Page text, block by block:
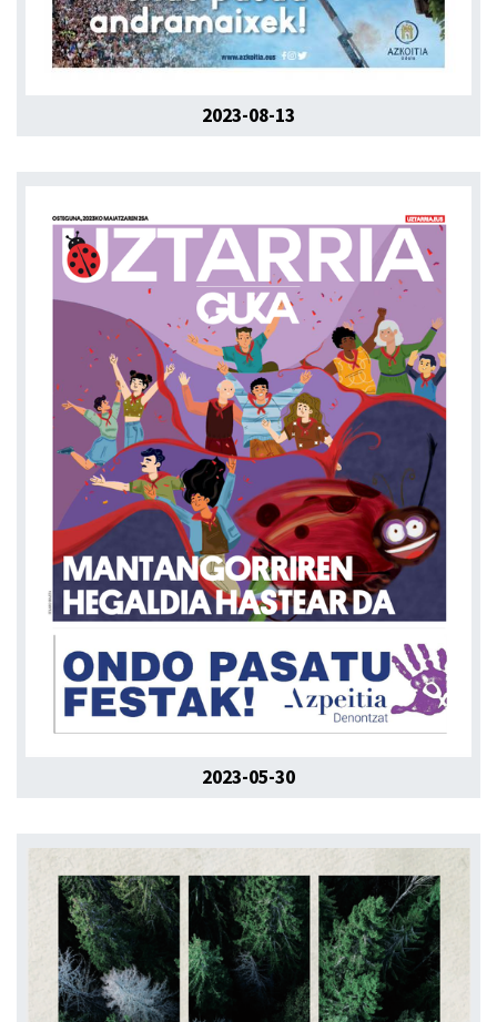
2023-08-13
2023-05-30